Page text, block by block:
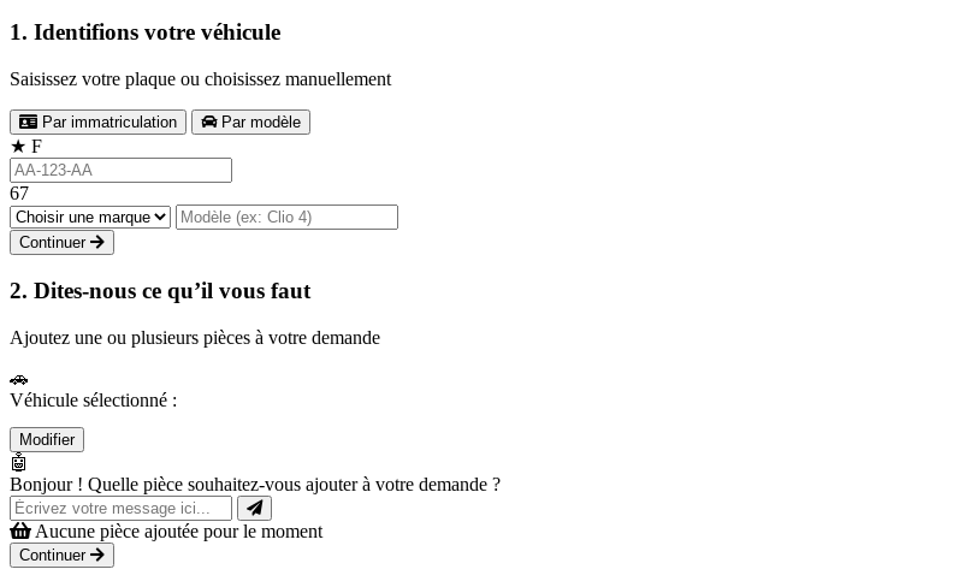
1. Identifions votre véhicule
Saisissez votre plaque ou choisissez manuellement
Par immatriculation Par modèle
★ F
67
Continuer
2. Dites-nous ce qu’il vous faut
Ajoutez une ou plusieurs pièces à votre demande
🚗
Véhicule sélectionné :
Modifier
🤖
Bonjour ! Quelle pièce souhaitez-vous ajouter à votre demande ?
Aucune pièce ajoutée pour le moment
Continuer